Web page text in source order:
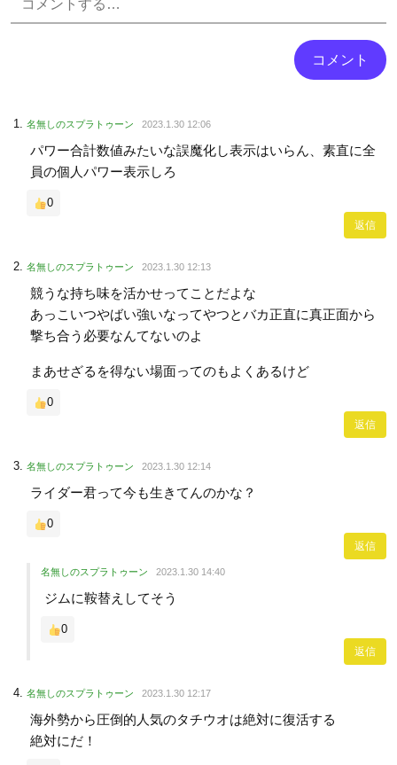
名無しのスプラトゥーン 2023.1.30 12:06
パワー合計数値みたいな誤魔化し表示はいらん、素直に全
員の個人パワー表示しろ
0
返信
名無しのスプラトゥーン 2023.1.30 12:13
競うな持ち味を活かせってことだよな
あっこいつやばい強いなってやつとバカ正直に真正面から
撃ち合う必要なんてないのよ
まあせざるを得ない場面ってのもよくあるけど
0
返信
名無しのスプラトゥーン 2023.1.30 12:14
ライダー君って今も生きてんのかな？
0
返信
名無しのスプラトゥーン 2023.1.30 14:40
ジムに鞍替えしてそう
0
返信
名無しのスプラトゥーン 2023.1.30 12:17
海外勢から圧倒的人気のタチウオは絶対に復活する
絶対にだ！